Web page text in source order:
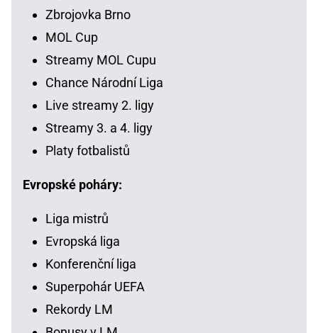
Zbrojovka Brno
MOL Cup
Streamy MOL Cupu
Chance Národní Liga
Live streamy 2. ligy
Streamy 3. a 4. ligy
Platy fotbalistů
Evropské poháry:
Liga mistrů
Evropská liga
Konferenční liga
Superpohár UEFA
Rekordy LM